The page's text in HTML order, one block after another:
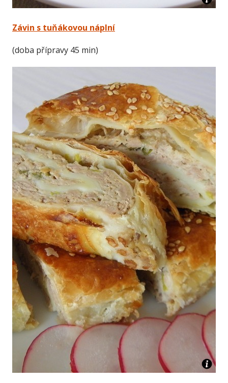
Závin s tuňákovou náplní
(doba přípravy 45 min)